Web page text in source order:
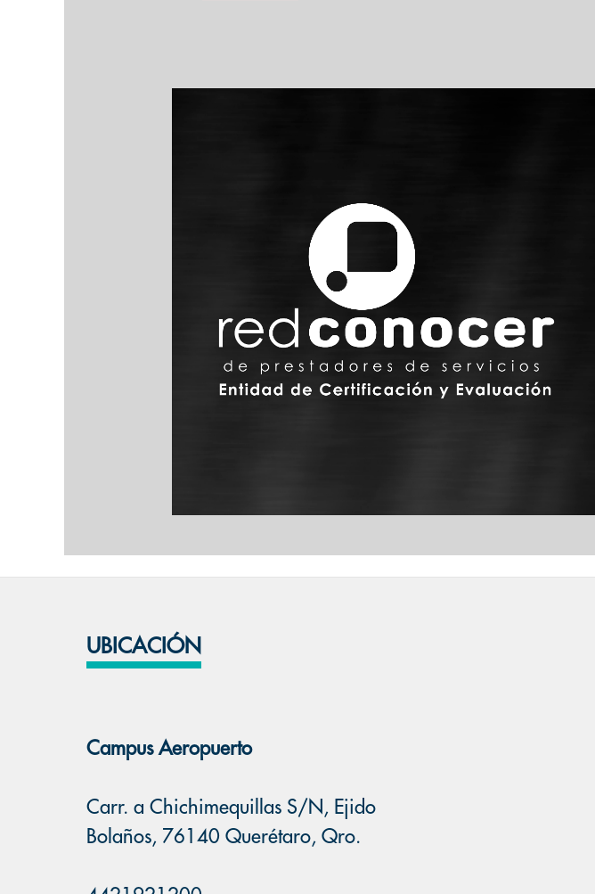
UBICACIÓN
Campus Aeropuerto
Carr. a Chichimequillas S/N, Ejido
Bolaños, 76140 Querétaro, Qro.